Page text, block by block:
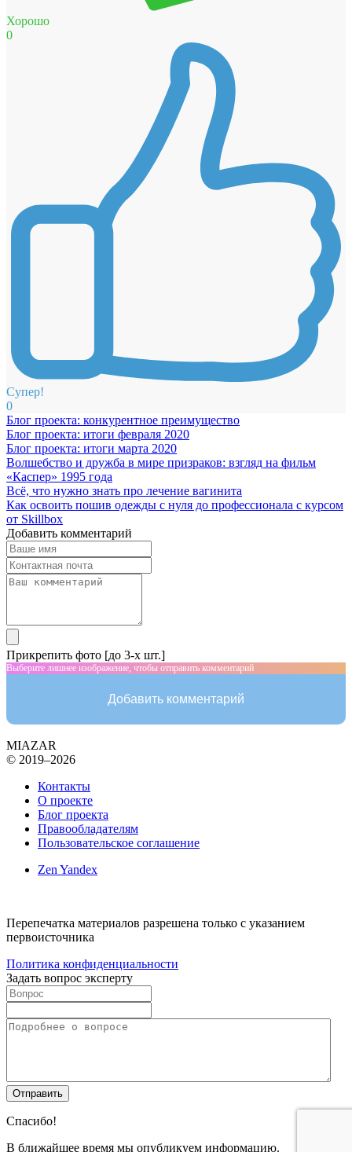
Хорошо
0
Супер!
0
Блог проекта: конкурентное преимущество
Блог проекта: итоги февраля 2020
Блог проекта: итоги марта 2020
Волшебство и дружба в мире призраков: взгляд на фильм
«Каспер» 1995 года
Всё, что нужно знать про лечение вагинита
Как освоить пошив одежды с нуля до профессионала с курсом
от Skillbox
Добавить комментарий
Прикрепить фото [до 3-х шт.]
Выберите лишнее изображение, чтобы отправить комментарий
Добавить комментарий
MIAZAR
© 2019–2026
Контакты
О проекте
Блог проекта
Правообладателям
Пользовательское соглашение
Zen Yandex
Перепечатка материалов разрешена только с указанием
первоисточника
Политика конфиденциальности
Задать вопрос эксперту
Спасибо!
В ближайшее время мы опубликуем информацию.